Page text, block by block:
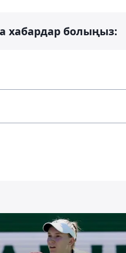
хабардар болыңыз: